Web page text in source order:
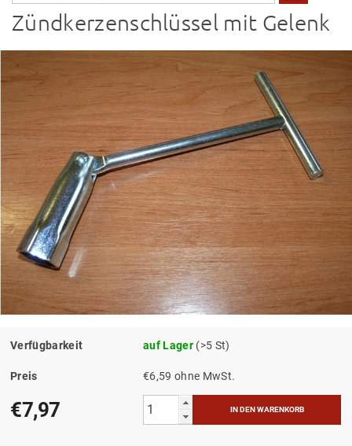
Zündkerzenschlüssel mit Gelenk
Verfügbarkeit auf Lager (>5 St)
Preis €6,59 ohne MwSt.
€7,97